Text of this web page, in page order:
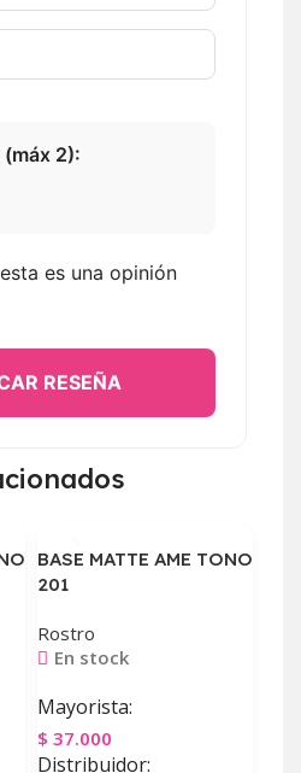
2):
es una opinión
RESEÑA
BASE MATTE AME TONO
201
Rostro
En stock
Mayorista:
$ 37.000
Distribuidor: